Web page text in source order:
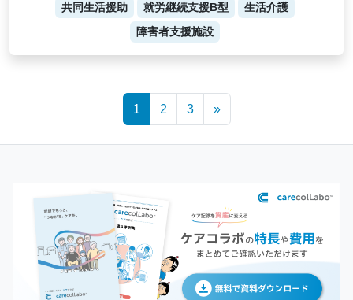
共同生活援助 就労継続支援B型
生活介護
障害者支援施設
1 2 3 »